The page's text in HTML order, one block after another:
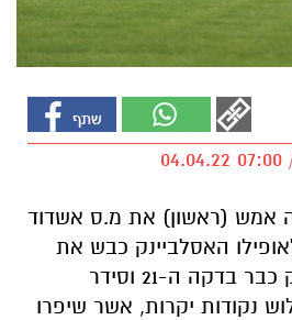
אמש (ראשון) את מ.ס אשדוד
האסלביינק כבש את
השער היחיד במשחק כבר בדקה ה-21 וסידר
נקודות יקרות, אשר שיפרו